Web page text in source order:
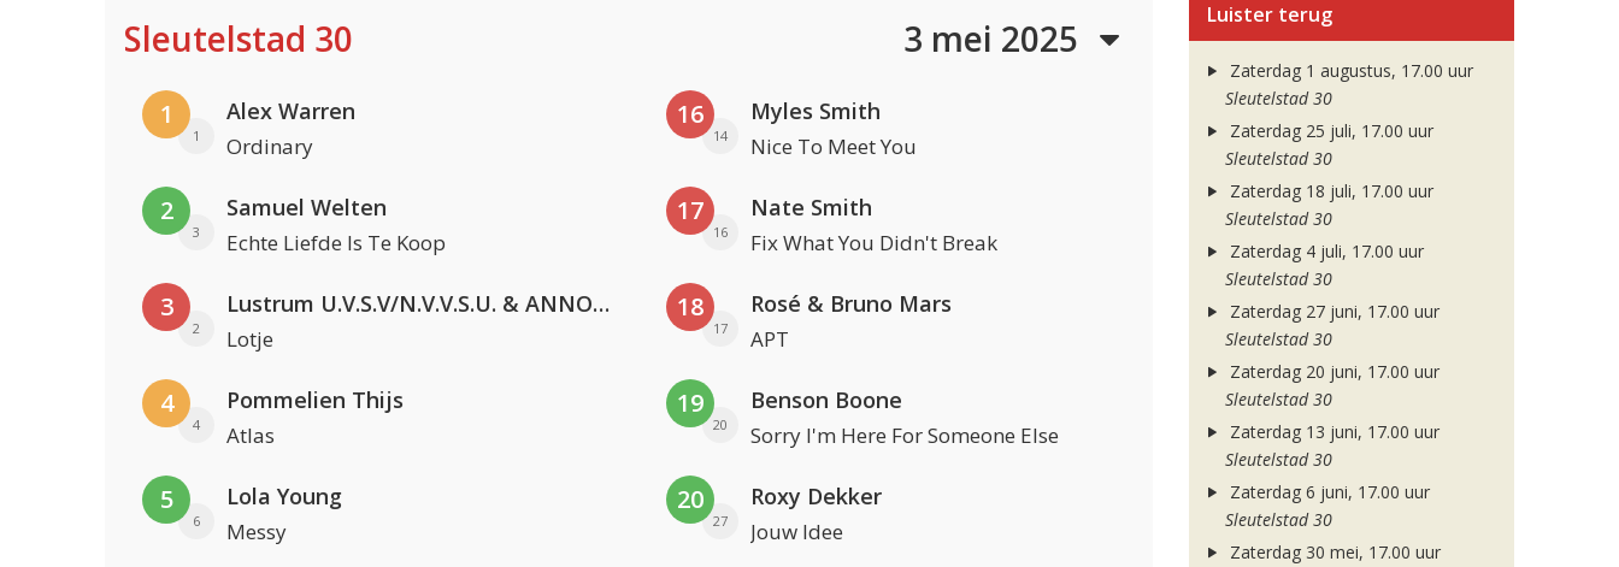
Sleutelstad 30 3 mei 2025
1
1
Alex Warren
Ordinary
2
3
Samuel Welten
Echte Liefde Is Te Koop
3
2
Lustrum U.V.S.V/N.V.V.S.U. & ANNO ONS & Jopke van Dobbenburgh & Roeland Beelen
Lotje
4
4
Pommelien Thijs
Atlas
5
6
Lola Young
Messy
16
14
Myles Smith
Nice To Meet You
17
16
Nate Smith
Fix What You Didn't Break
18
17
Rosé & Bruno Mars
APT
19
20
Benson Boone
Sorry I'm Here For Someone Else
20
27
Roxy Dekker
Jouw Idee
Luister terug
Zaterdag 1 augustus, 17.00 uur
Sleutelstad 30
Zaterdag 25 juli, 17.00 uur
Sleutelstad 30
Zaterdag 18 juli, 17.00 uur
Sleutelstad 30
Zaterdag 4 juli, 17.00 uur
Sleutelstad 30
Zaterdag 27 juni, 17.00 uur
Sleutelstad 30
Zaterdag 20 juni, 17.00 uur
Sleutelstad 30
Zaterdag 13 juni, 17.00 uur
Sleutelstad 30
Zaterdag 6 juni, 17.00 uur
Sleutelstad 30
Zaterdag 30 mei, 17.00 uur